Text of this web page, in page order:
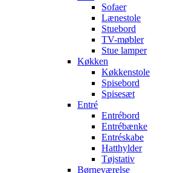
Sofaer
Lænestole
Stuebord
TV-møbler
Stue lamper
Køkken
Køkkenstole
Spisebord
Spisesæt
Entré
Entrébord
Entrébænke
Entréskabe
Hatthylder
Tøjstativ
Børneværelse